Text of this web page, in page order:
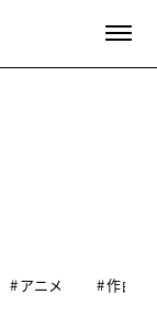
#アニメ #作曲